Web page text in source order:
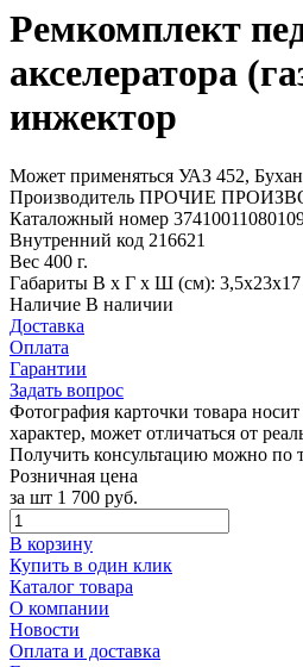
Ремкомплект
акселератора
инжектор
Может применяться УАЗ 452,
Производитель ПРОЧИЕ
Каталожный номер
Внутренний код 216621
Вес 400 г.
Габариты В х Г х Ш (см): 3,5х23х17
Наличие В наличии
Доставка
Оплата
Гарантии
Задать вопрос
Фотография карточки товара
характер, может отличаться от
Получить консультацию можно по
Розничная цена
за шт 1 700 руб.
В корзину
Купить в один клик
Каталог товара
О компании
Новости
Оплата и доставка